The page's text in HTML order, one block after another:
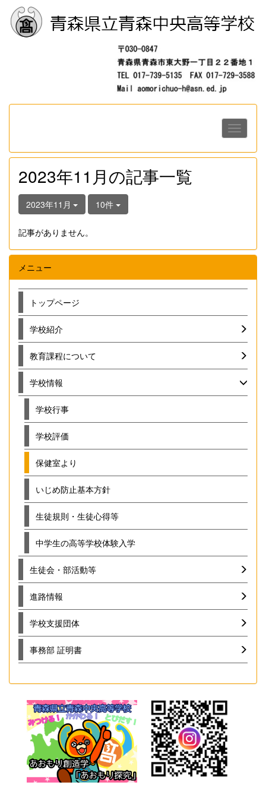
2023年11月の記事一覧
2023年11月 10件
記事がありません。
メニュー
トップページ
学校紹介
教育課程について
学校情報
学校行事
学校評価
保健室より
いじめ防止基本方針
生徒規則・生徒心得等
中学生の高等学校体験入学
生徒会・部活動等
進路情報
学校支援団体
事務部 証明書